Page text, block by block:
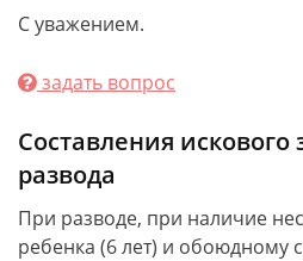
С уважением.
задать вопрос
Составления искового
развода
При разводе, при наличие
ребенка (6 лет) и обоюдному